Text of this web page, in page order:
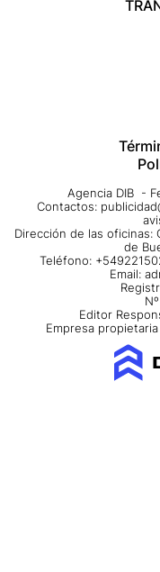
Agencia DIB -
Contactos:
Dirección de las oficinas:
de
Teléfono:
Email:
Editor
Empresa